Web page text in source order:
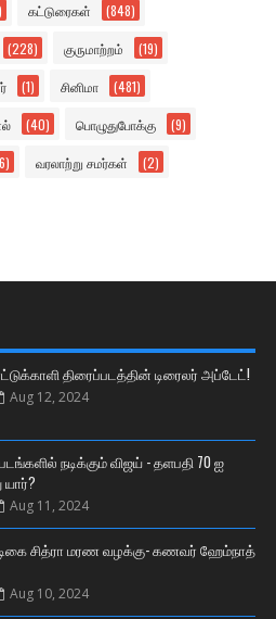
கட்டுரைகள் (848)
(228) குருமாற்றம் (19)
(1) சினிமா (481)
(40) பொழுதுபோக்கு (9)
வரலாற்று சமர்கள் (2)
திரைப்படத்தின் டிரைலர் அப்டேட்!
Aug 12, 2024
நடிக்கும் விஜய் - தளபதி 70 ஐ
Aug 11, 2024
சித்ரா மரண வழக்கு- கணவர் ஹேம்நாத்
Aug 10, 2024